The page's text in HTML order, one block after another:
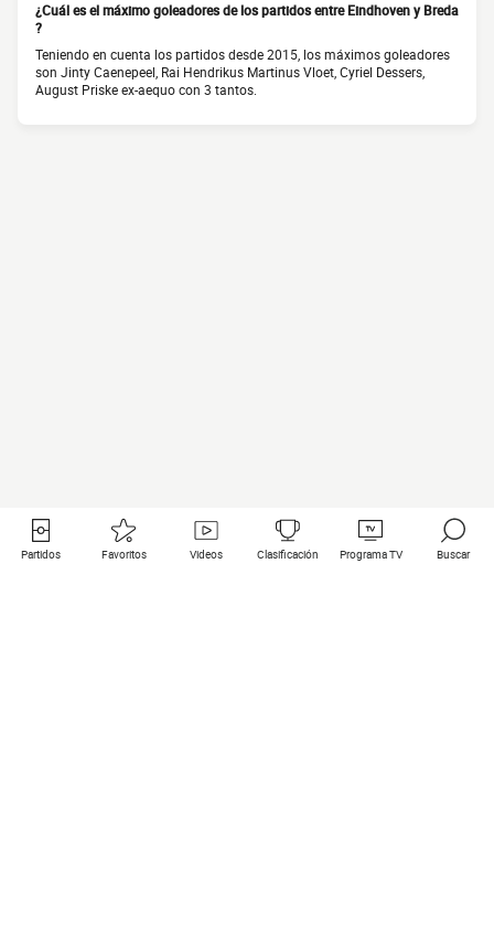
¿Cuál es el máximo goleadores de los partidos entre Eindhoven y Breda
?
Teniendo en cuenta los partidos desde 2015, los máximos goleadores
son Jinty Caenepeel, Rai Hendrikus Martinus Vloet, Cyriel Dessers,
August Priske ex-aequo con 3 tantos.
Partidos Favoritos Videos Clasificación Programa TV Buscar